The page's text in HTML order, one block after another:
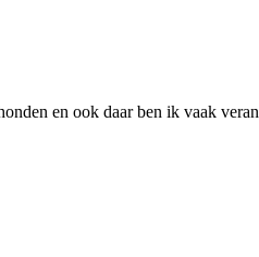
en ook daar ben ik vaak